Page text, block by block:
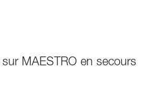
MAESTRO en secours